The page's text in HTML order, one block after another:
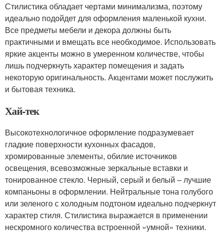
Стилистика обладает чертами минимализма, поэтому
идеально подойдет для оформления маленькой кухни.
Все предметы мебели и декора должны быть
практичными и вмещать все необходимое. Использовать
яркие акценты можно в умеренном количестве, чтобы
лишь подчеркнуть характер помещения и задать
некоторую оригинальность. Акцентами может послужить
и бытовая техника.
Хай-тек
Высокотехнологичное оформление подразумевает
гладкие поверхности кухонных фасадов,
хромированные элементы, обилие источников
освещения, всевозможные зеркальные вставки и
тонированное стекло. Черный, серый и белый – лучшие
компаньоны в оформлении. Нейтральные тона голубого
или зеленого с холодным подтоном идеально подчеркнут
характер стиля. Стилистика выражается в применении
нескромного количества встроенной «умной» техники.